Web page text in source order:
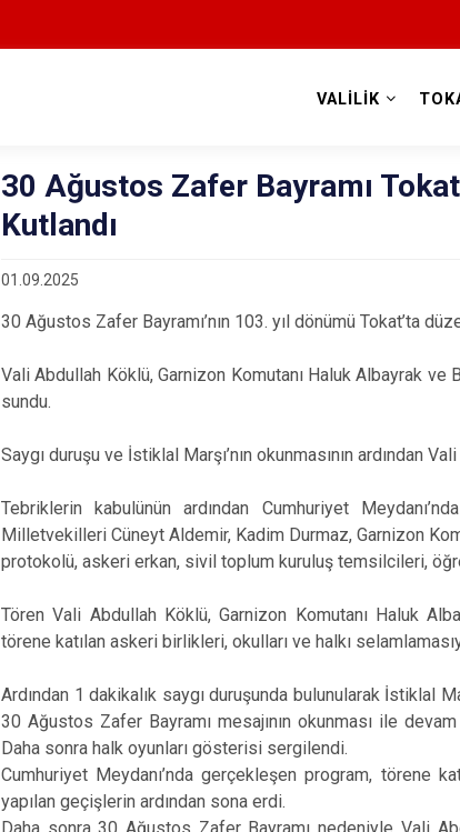
VALİLİK
30 Ağustos Zafer Bayramı
Kutlandı
01.09.2025
30 Ağustos Zafer Bayramı’nın 103. yıl dönümü Tokat’ta
Vali Abdullah Köklü, Garnizon Komutanı Haluk Albayrak ve
sundu.
Saygı duruşu ve İstiklal Marşı’nın okunmasının ardından
Tebriklerin kabulünün ardından Cumhuriyet
Milletvekilleri Cüneyt Aldemir, Kadim Durmaz, Garnizon
protokolü, askeri erkan, sivil toplum kuruluş temsilcileri,
Tören Vali Abdullah Köklü, Garnizon Komutanı Haluk
törene katılan askeri birlikleri, okulları ve halkı
Ardından 1 dakikalık saygı duruşunda bulunularak İstiklal
30 Ağustos Zafer Bayramı mesajının okunması ile
Daha sonra halk oyunları gösterisi sergilendi.
Cumhuriyet Meydanı’nda gerçekleşen program, törene
yapılan geçişlerin ardından sona erdi.